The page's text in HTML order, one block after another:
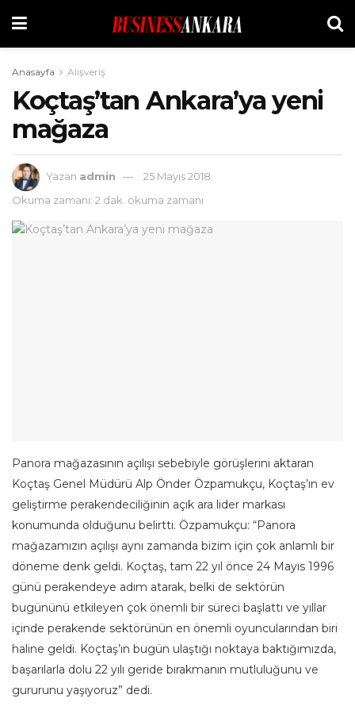
Anasayfa Alışveriş
Koçtaş’tan Ankara’ya yeni
mağaza
Yazan admin
25 Mayıs 2018
Okuma zamanı: 2 dak. okuma zamanı
Panora mağazasının açılışı sebebiyle görüşlerini aktaran
Koçtaş Genel Müdürü Alp Önder Özpamukçu, Koçtaş’ın ev
geliştirme perakendeciliğinin açık ara lider markası
konumunda olduğunu belirtti. Özpamukçu: “Panora
mağazamızın açılışı aynı zamanda bizim için çok anlamlı bir
döneme denk geldi. Koçtaş, tam 22 yıl önce 24 Mayıs 1996
günü perakendeye adım atarak, belki de sektörün
bugününü etkileyen çok önemli bir süreci başlattı ve yıllar
içinde perakende sektörünün en önemli oyuncularından biri
haline geldi. Koçtaş’ın bugün ulaştığı noktaya baktığımızda,
başarılarla dolu 22 yılı geride bırakmanın mutluluğunu ve
gururunu yaşıyoruz” dedi.